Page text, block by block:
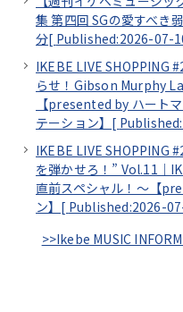
集 第四回 SGの愛すべき
分[ Published:2026-07-
IKEBE LIVE SHOPPING
らせ！Gibson Murphy
【presented by ハート
テーション】[
IKEBE LIVE SHOPPING
を弾かせろ！” Vol.11｜
直前スペシャル！～【
ン】[ Published:2026-
>>Ikebe MUSIC